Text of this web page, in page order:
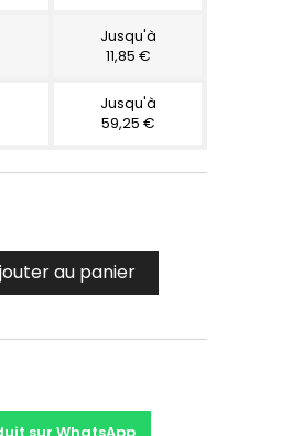
Jusqu'à
11,85 €
Jusqu'à
59,25 €
au panier